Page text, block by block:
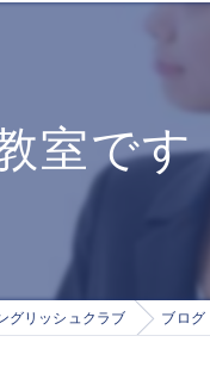
室です
グリッシュクラブ ブログ